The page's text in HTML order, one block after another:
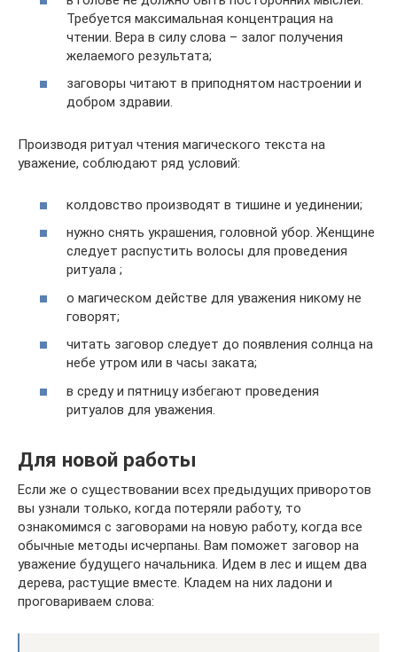
Требуется максимальная концентрация на
чтении. Вера в силу слова – залог получения
желаемого результата;
заговоры читают в приподнятом настроении и
добром здравии.
Производя ритуал чтения магического текста на
уважение, соблюдают ряд условий:
колдовство производят в тишине и уединении;
нужно снять украшения, головной убор. Женщине
следует распустить волосы для проведения
ритуала ;
о магическом действе для уважения никому не
говорят;
читать заговор следует до появления солнца на
небе утром или в часы заката;
в среду и пятницу избегают проведения
ритуалов для уважения.
Для новой работы
Если же о существовании всех предыдущих приворотов
вы узнали только, когда потеряли работу, то
ознакомимся с заговорами на новую работу, когда все
обычные методы исчерпаны. Вам поможет заговор на
уважение будущего начальника. Идем в лес и ищем два
дерева, растущие вместе. Кладем на них ладони и
проговариваем слова: